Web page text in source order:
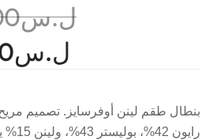
ل.س
ل.س
بنطال طقم لينن أوفرسايز. تصميم
رايون